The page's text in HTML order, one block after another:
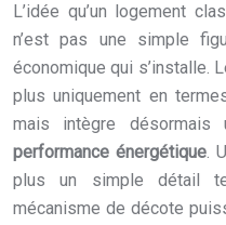
L’idée qu’un logement
n’est pas une simple
économique qui s’installe.
plus uniquement en
mais intègre
performance énergétique.
plus un simple détail
mécanisme de décote